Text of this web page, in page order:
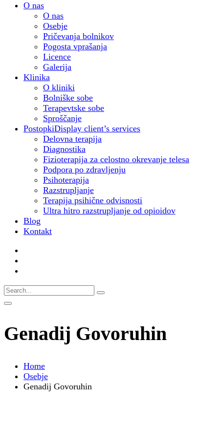
O nas
O nas
Osebje
Pričevanja bolnikov
Pogosta vprašanja
Licence
Galerija
Klinika
O kliniki
Bolniške sobe
Terapevtske sobe
Sproščanje
PostopkiDisplay client’s services
Delovna terapija
Diagnostika
Fizioterapija za celostno okrevanje telesa
Podpora po zdravljenju
Psihoterapija
Razstrupljanje
Terapija psihične odvisnosti
Ultra hitro razstrupljanje od opioidov
Blog
Kontakt
Genadij Govoruhin
Home
Osebje
Genadij Govoruhin